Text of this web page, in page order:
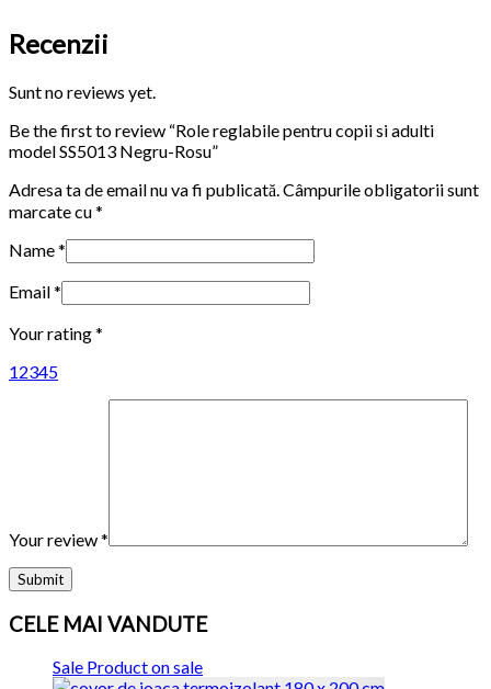
Recenzii
Sunt no reviews yet.
Be the first to review “Role reglabile pentru copii si adulti
model SS5013 Negru-Rosu”
Adresa ta de email nu va fi publicată.Câmpurile obligatorii sunt
marcate cu*
Name*
Email*
Your rating*
12345
Your review*
CELE MAI VANDUTE
Sale Product on sale